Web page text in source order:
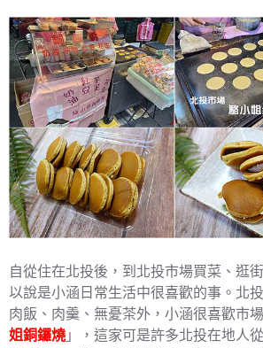
自從住在北投後，到北投市場買菜、逛
以說是小涵日常生活中很喜歡的事。北
肉飯、肉羹、無憂茶外，小涵很喜歡市
姐銅鑼燒 」，這家可是許多北投在地人